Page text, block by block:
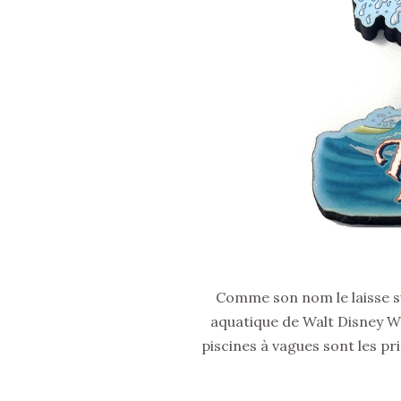
Comme son nom le laisse
aquatique de Walt Disney
piscines à vagues sont les